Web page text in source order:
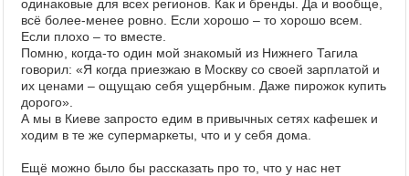
одинаковые для всех регионов. Как и бренды. Да и вообще,
всё более-менее ровно. Если хорошо – то хорошо всем.
Если плохо – то вместе.
Помню, когда-то один мой знакомый из Нижнего Тагила
говорил: «Я когда приезжаю в Москву со своей зарплатой и
их ценами – ощущаю себя ущербным. Даже пирожок купить
дорого».
А мы в Киеве запросто едим в привычных сетях кафешек и
ходим в те же супермаркеты, что и у себя дома.
Ещё можно было бы рассказать про то, что у нас нет